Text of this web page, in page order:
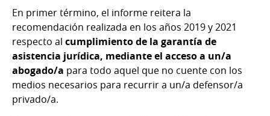
En primer término, el informe reitera la
recomendación realizada en los años 2019 y 2021
respecto al cumplimiento de la garantía de
asistencia jurídica, mediante el acceso a un/a
abogado/a para todo aquel que no cuente con los
medios necesarios para recurrir a un/a defensor/a
privado/a.